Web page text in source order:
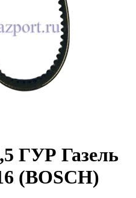
ГУР Газель
(BOSCH)